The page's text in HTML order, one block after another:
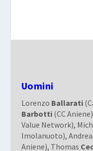
Uomini
Lorenzo Ballarati
Barbotti(CC
Value Network),
Imolanuoto), Andrea
Aniene), Thomas